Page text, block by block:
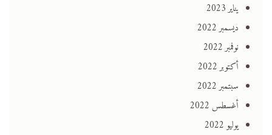
يناير 2023
ديسمبر 2022
نوفمبر 2022
أكتوبر 2022
سبتمبر 2022
أغسطس 2022
يوليو 2022